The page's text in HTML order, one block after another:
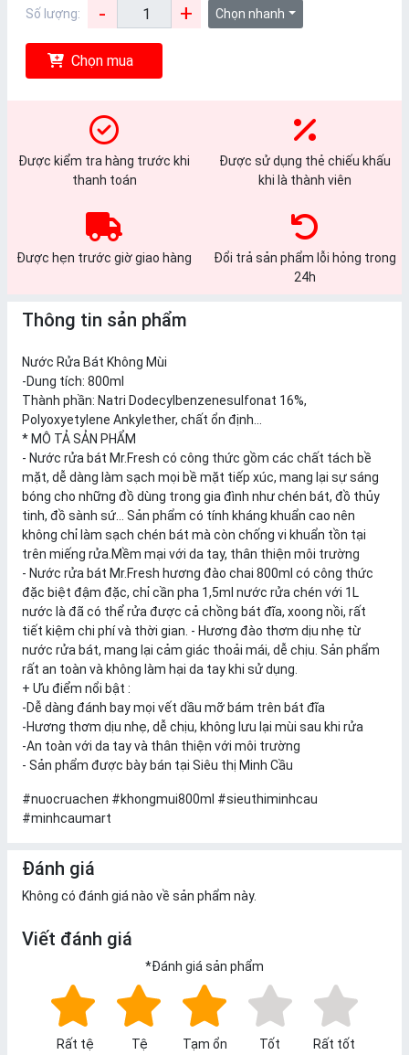
Số lượng: - + Chọn nhanh
Chọn mua
Được kiểm tra hàng trước khi
thanh toán
Được sử dụng thẻ chiếu khấu
khi là thành viên
Được hẹn trước giờ giao hàng
Đổi trả sản phẩm lỗi hỏng trong
24h
Thông tin sản phẩm
Nước Rửa Bát Không Mùi
-Dung tích: 800ml
Thành phần: Natri Dodecylbenzenesulfonat 16%,
Polyoxyetylene Ankylether, chất ổn định...
* MÔ TẢ SẢN PHẨM
- Nước rửa bát Mr.Fresh có công thức gồm các chất tách bề
mặt, dễ dàng làm sạch mọi bề mặt tiếp xúc, mang lại sự sáng
bóng cho những đồ dùng trong gia đình như chén bát, đồ thủy
tinh, đồ sành sứ... Sản phẩm có tính kháng khuẩn cao nên
không chỉ làm sạch chén bát mà còn chống vi khuẩn tồn tại
trên miếng rửa.Mềm mại với da tay​, thân thiện môi trường
- Nước rửa bát Mr.Fresh hương đào chai 800ml có công thức
đặc biệt đậm đặc, chỉ cần pha 1,5ml nước rửa chén với 1L
nước là đã có thể rửa được cả chồng bát đĩa, xoong nồi, rất
tiết kiệm chi phí và thời gian. - Hương đào thơm dịu nhẹ từ
nước rửa bát, mang lại cảm giác thoải mái, dễ chịu. Sản phẩm
rất an toàn và không làm hại da tay khi sử dụng.
+ Ưu điểm nổi bật :
-Dễ dàng đánh bay mọi vết dầu mỡ bám trên bát đĩa
-Hương thơm dịu nhẹ, dễ chịu, không lưu lại mùi sau khi rửa
-An toàn với da tay và thân thiện với môi trường
- Sản phẩm được bày bán tại Siêu thị Minh Cầu
#nuocruachen #khongmui800ml #sieuthiminhcau
#minhcaumart
Đánh giá
Không có đánh giá nào về sản phẩm này.
Viết đánh giá
*Đánh giá sản phẩm
Rất tệ Tệ Tạm ổn Tốt
Rất tốt